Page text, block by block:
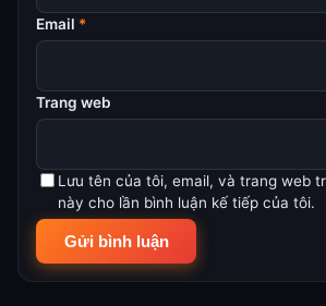
Email *
Trang web
Lưu tên của tôi, email, và trang web
này cho lần bình luận kế tiếp của tôi.